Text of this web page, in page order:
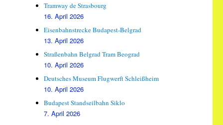
Tramway de Strasbourg
16. April 2026
Eisenbahnstrecke Budapest-Belgrad
13. April 2026
Straßenbahn Belgrad Tram Beograd
10. April 2026
Deutsches Museum Flugwerft Schleißheim
10. April 2026
Budapest Standseilbahn Siklo
7. April 2026